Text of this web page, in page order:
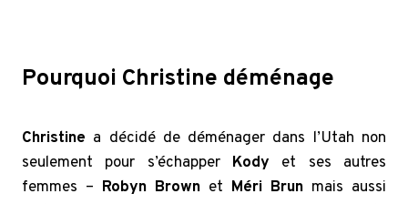
Pourquoi Christine déménage
Christine a décidé de déménager dans l’Utah non
seulement pour s’échapper Kody et ses autres
femmes – Robyn Brown et Méri Brun mais aussi